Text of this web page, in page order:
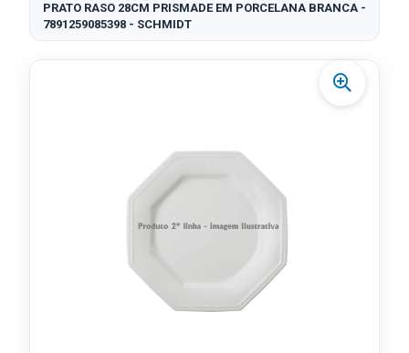
PRATO RASO 28CM PRISMADE EM PORCELANA BRANCA -
7891259085398 - SCHMIDT